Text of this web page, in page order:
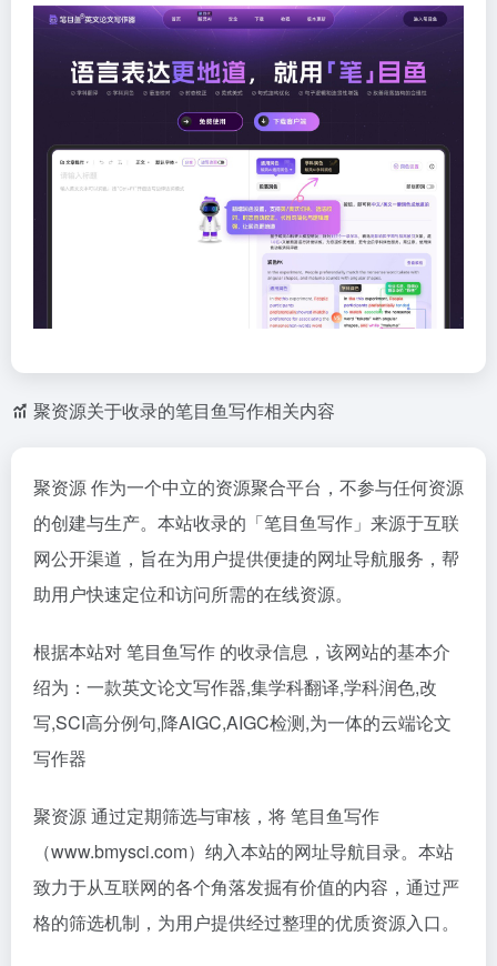
聚资源关于收录的笔目鱼写作相关内容
聚资源 作为一个中立的资源聚合平台，不参与任何资源
的创建与生产。本站收录的「笔目鱼写作」来源于互联
网公开渠道，旨在为用户提供便捷的网址导航服务，帮
助用户快速定位和访问所需的在线资源。
根据本站对 笔目鱼写作 的收录信息，该网站的基本介
绍为：一款英文论文写作器,集学科翻译,学科润色,改
写,SCI高分例句,降AIGC,AIGC检测,为一体的云端论文
写作器
聚资源 通过定期筛选与审核，将 笔目鱼写作
（www.bmysci.com）纳入本站的网址导航目录。本站
致力于从互联网的各个角落发掘有价值的内容，通过严
格的筛选机制，为用户提供经过整理的优质资源入口。